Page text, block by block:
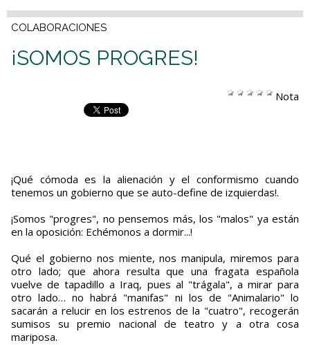
COLABORACIONES
¡SOMOS PROGRES!
Nota
¡Qué cómoda es la alienación y el conformismo cuando
tenemos un gobierno que se auto-define de izquierdas!.
¡Somos "progres", no pensemos más, los "malos" ya están
en la oposición: Echémonos a dormir...!
Qué el gobierno nos miente, nos manipula, miremos para
otro lado; que ahora resulta que una fragata española
vuelve de tapadillo a Iraq, pues al "trágala", a mirar para
otro lado… no habrá "manifas" ni los de "Animalario" lo
sacarán a relucir en los estrenos de la "cuatro", recogerán
sumisos su premio nacional de teatro y a otra cosa
mariposa.